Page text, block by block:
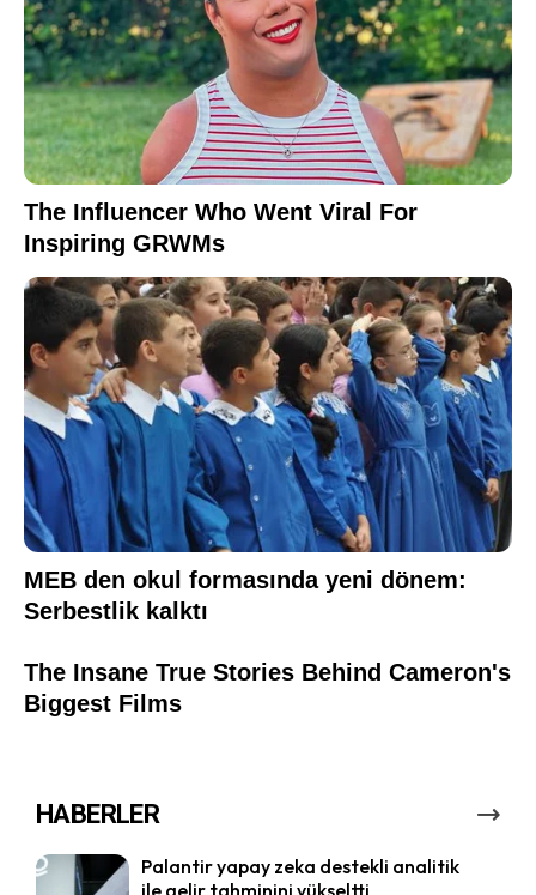
HABERLER
Palantir yapay zeka destekli analitik
ile gelir tahminini yükseltti